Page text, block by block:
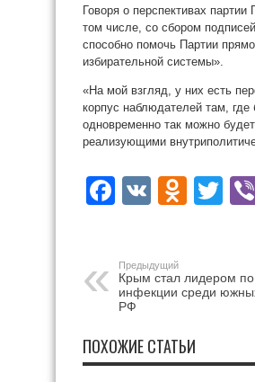
Говоря о перспективах
том числе, со сбором
способно помочь Партии
избирательной системы».
«На мой взгляд, у них есть
корпус наблюдателей там,
одновременно так можно
реализующими
Facebook
VK
Предыдущий
Крым стал лидером
инфекции среди
РФ
ПОХОЖИЕ СТАТЬИ